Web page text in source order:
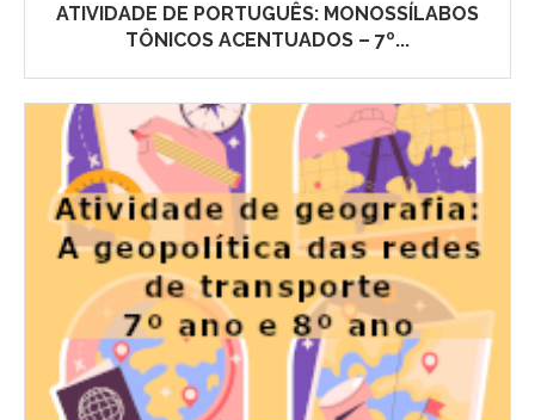
ATIVIDADE DE PORTUGUÊS: MONOSSÍLABOS
TÔNICOS ACENTUADOS – 7º...